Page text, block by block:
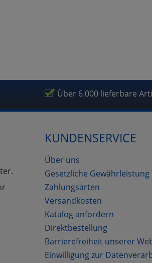
Über 6.000 lieferbare
KUNDENSERVICE
Über uns
Gesetzliche Gewährleistung
Zahlungsarten
Versandkosten
Katalog anfordern
Direktbestellung
Barrierefreiheit unserer
Einwilligung zur